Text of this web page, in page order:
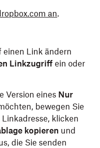
an.
einen Link ändern
Linkzugriff ein oder
Version eines Nur
bewegen Sie
klicken
kopieren und
die Sie senden